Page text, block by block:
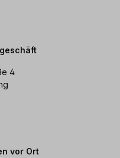
4
vor Ort